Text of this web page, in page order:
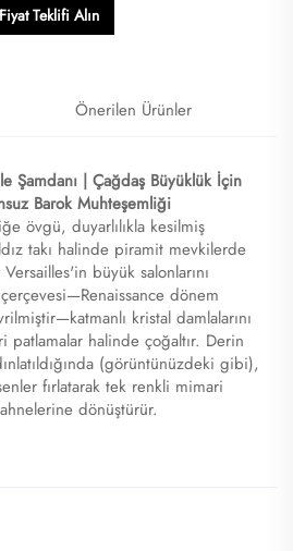
Fiyat Teklifi Alın
Önerilen Ürünler
Şamdanı | Çağdaş Büyüklük İçin
Barok Muhteşemliği
övgü, duyarlılıkla kesilmiş
takı halinde piramit mevkilerde
Versailles'in büyük salonlarını
çerçevesi—Renaissance dönem
kristal damlalarını
patlamalar halinde çoğaltır. Derin
(görüntünüzdeki gibi),
fırlatarak tek renkli mimari
dönüştürür.